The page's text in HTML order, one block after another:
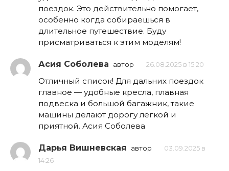
поездок. Это действительно помогает,
особенно когда собираешься в
длительное путешествие. Буду
присматриваться к этим моделям!
Асия Соболева автор 26.08.2025 в 15:20
Отличный список! Для дальних поездок
главное — удобные кресла, плавная
подвеска и большой багажник, такие
машины делают дорогу лёгкой и
приятной. Асия Соболева
Дарья Вишневская автор
03.09.2025 в
14:26